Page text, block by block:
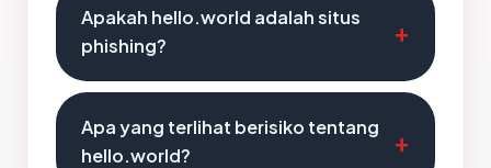
Apakah hello.world adalah situs
phishing?
Apa yang terlihat berisiko tentang
hello.world?